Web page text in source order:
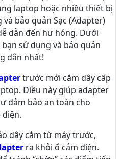
laptop hoặc nhiều thiết bị
bảo quản Sạc (Adapter)
dẫn đến hư hỏng. Dưới
sử dụng và bảo quản
đắn nhất!
trước mới cắm dây cấp
Điều này giúp adapter
đảm bảo an toàn cho
điện.
dây cắm từ máy trước,
ra khỏi ổ cắm điện.